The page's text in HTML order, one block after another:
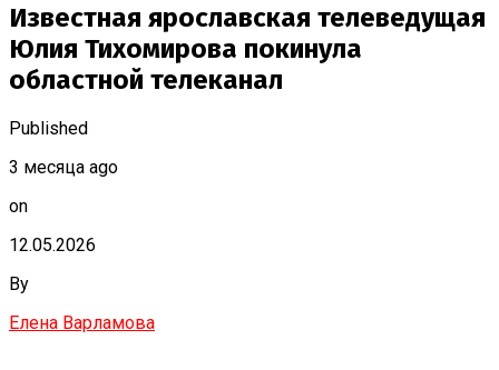
Известная ярославская телеведущая
Юлия Тихомирова покинула
областной телеканал
Published
3 месяца ago
on
12.05.2026
By
Елена Варламова